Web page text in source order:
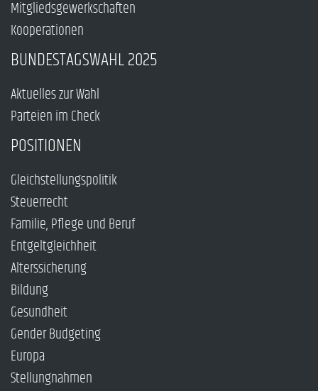
Mitgliedsgewerkschaften
Kooperationen
BUNDESTAGSWAHL 2025
Aktuelles zur Wahl
Parteien im Check
POSITIONEN
Gleichstellungspolitik
Steuerrecht
Familie, Pflege und Beruf
Entgeltgleichheit
Alterssicherung
Bildung
Gesundheit
Gender Budgeting
Europa
Stellungnahmen